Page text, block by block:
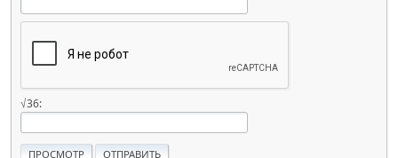
√36: